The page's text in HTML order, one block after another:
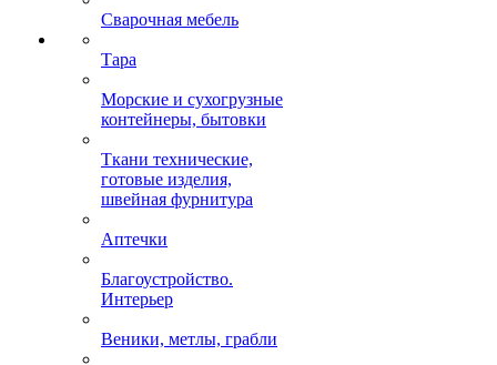
Сварочная мебель
Тара
Морские и сухогрузные
контейнеры, бытовки
Ткани технические,
готовые изделия,
швейная фурнитура
Аптечки
Благоустройство.
Интерьер
Веники, метлы, грабли